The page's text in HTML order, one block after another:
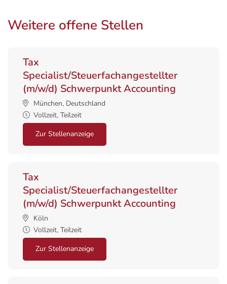
Weitere offene Stellen
Tax
Specialist/Steuerfachangestellter
(m/w/d) Schwerpunkt Accounting
München, Deutschland
Vollzeit, Teilzeit
Zur Stellenanzeige
Tax
Specialist/Steuerfachangestellter
(m/w/d) Schwerpunkt Accounting
Köln
Vollzeit, Teilzeit
Zur Stellenanzeige